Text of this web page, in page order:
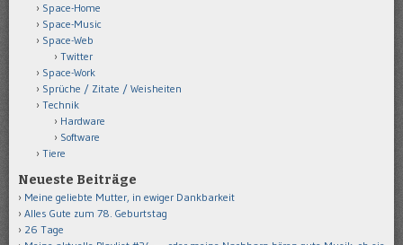
Space-Home
Space-Music
Space-Web
Twitter
Space-Work
Sprüche / Zitate / Weisheiten
Technik
Hardware
Software
Tiere
Neueste Beiträge
Meine geliebte Mutter, in ewiger Dankbarkeit
Alles Gute zum 78. Geburtstag
26 Tage